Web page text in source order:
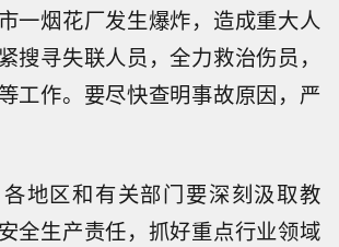
一烟花厂发生爆炸，造成重大人
搜寻失联人员，全力救治伤员，
工作。要尽快查明事故原因，严
地区和有关部门要深刻汲取教
全生产责任，抓好重点行业领域